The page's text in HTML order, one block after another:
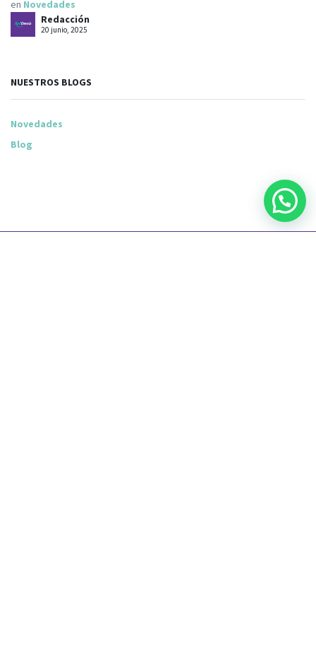
en Novedades
Redacción
20 junio, 2025
NUESTROS BLOGS
Novedades
Blog